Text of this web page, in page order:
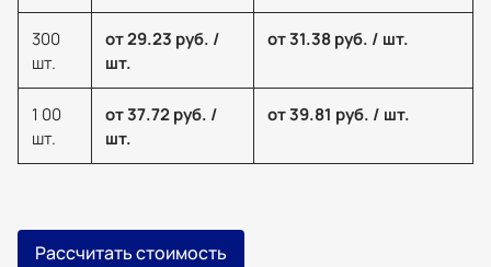
300
шт.
от 29.23 руб. /
шт.
от 31.38 руб. / шт.
1 00
шт.
от 37.72 руб. /
шт.
от 39.81 руб. / шт.
Рассчитать стоимость